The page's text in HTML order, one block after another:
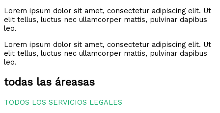
Lorem ipsum dolor sit amet, consectetur adipiscing elit. Ut
elit tellus, luctus nec ullamcorper mattis, pulvinar dapibus
leo.
Lorem ipsum dolor sit amet, consectetur adipiscing elit. Ut
elit tellus, luctus nec ullamcorper mattis, pulvinar dapibus
leo.
todas las áreasas
TODOS LOS SERVICIOS LEGALES